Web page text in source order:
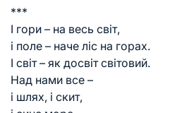
***
І гори – на весь світ,
і поле – наче ліс на горах.
І світ – як досвіт світовий.
Над нами все –
і шлях, і скит,